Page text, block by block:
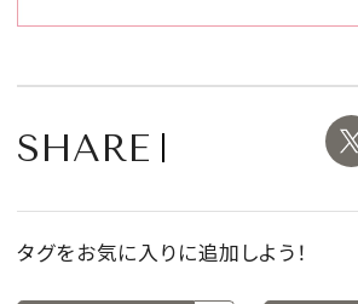
SHARE
タグをお気に入りに追加しよう！